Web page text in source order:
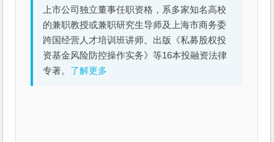
上市公司独立董事任职资格，系多家知名高校
的兼职教授或兼职研究生导师及上海市商务委
跨国经营人才培训班讲师。出版《私募股权投
资基金风险防控操作实务》等16本投融资法律
专著。 了解更多